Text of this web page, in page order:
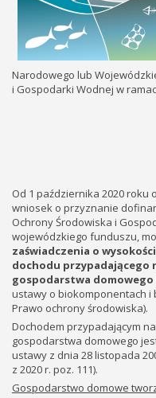
Narodowego lub
i Gospodarki Wodnej w
Od 1 października 2020 roku
wniosek o przyznanie
Ochrony Środowiska i
wojewódzkiego funduszu,
zaświadczenia o
dochodu przypadającego
gospodarstwa domowego
ustawy o biokomponentach i
Prawo ochrony środowiska).
Dochodem przypadającym
gospodarstwa domowego
ustawy z dnia 28 listopada
z 2020 r. poz. 111).
Gospodarstwo domowe